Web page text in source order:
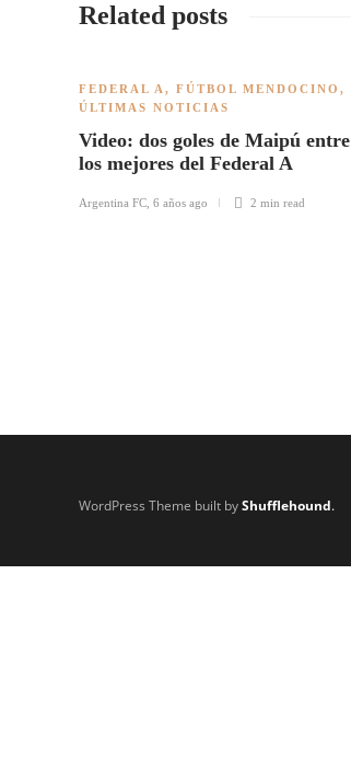
Related posts
FEDERAL A, FÚTBOL MENDOCINO ,
ÚLTIMAS NOTICIAS
Video: dos goles de Maipú entre
los mejores del Federal A
Argentina FC, 6 años ago 2 min read
WordPress Theme built byShufflehound.